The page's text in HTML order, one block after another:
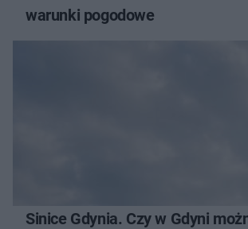
warunki pogodowe
Sinice Gdynia. Czy w Gdyni